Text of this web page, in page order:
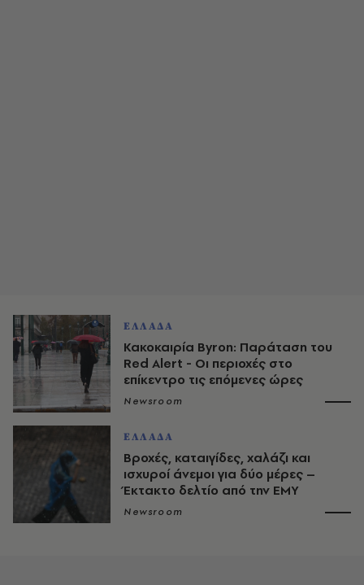
ΕΛΛΑΔΑ
Κακοκαιρία Byron: Παράταση του
Red Alert - Οι περιοχές στο
επίκεντρο τις επόμενες ώρες
Newsroom
ΕΛΛΑΔΑ
Βροχές, καταιγίδες, χαλάζι και
ισχυροί άνεμοι για δύο μέρες –
Έκτακτο δελτίο από την ΕΜΥ
Newsroom